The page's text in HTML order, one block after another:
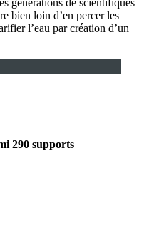
bien loin d’en percer les
l’eau par création d’un
290 supports